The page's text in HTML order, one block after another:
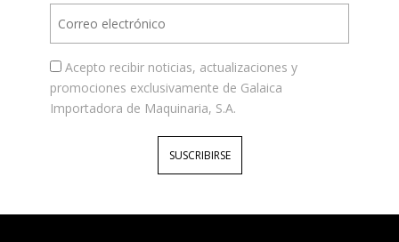
Acepto recibir noticias, actualizaciones y
promociones exclusivamente de Galaica
Importadora de Maquinaria, S.A.
SUSCRIBIRSE